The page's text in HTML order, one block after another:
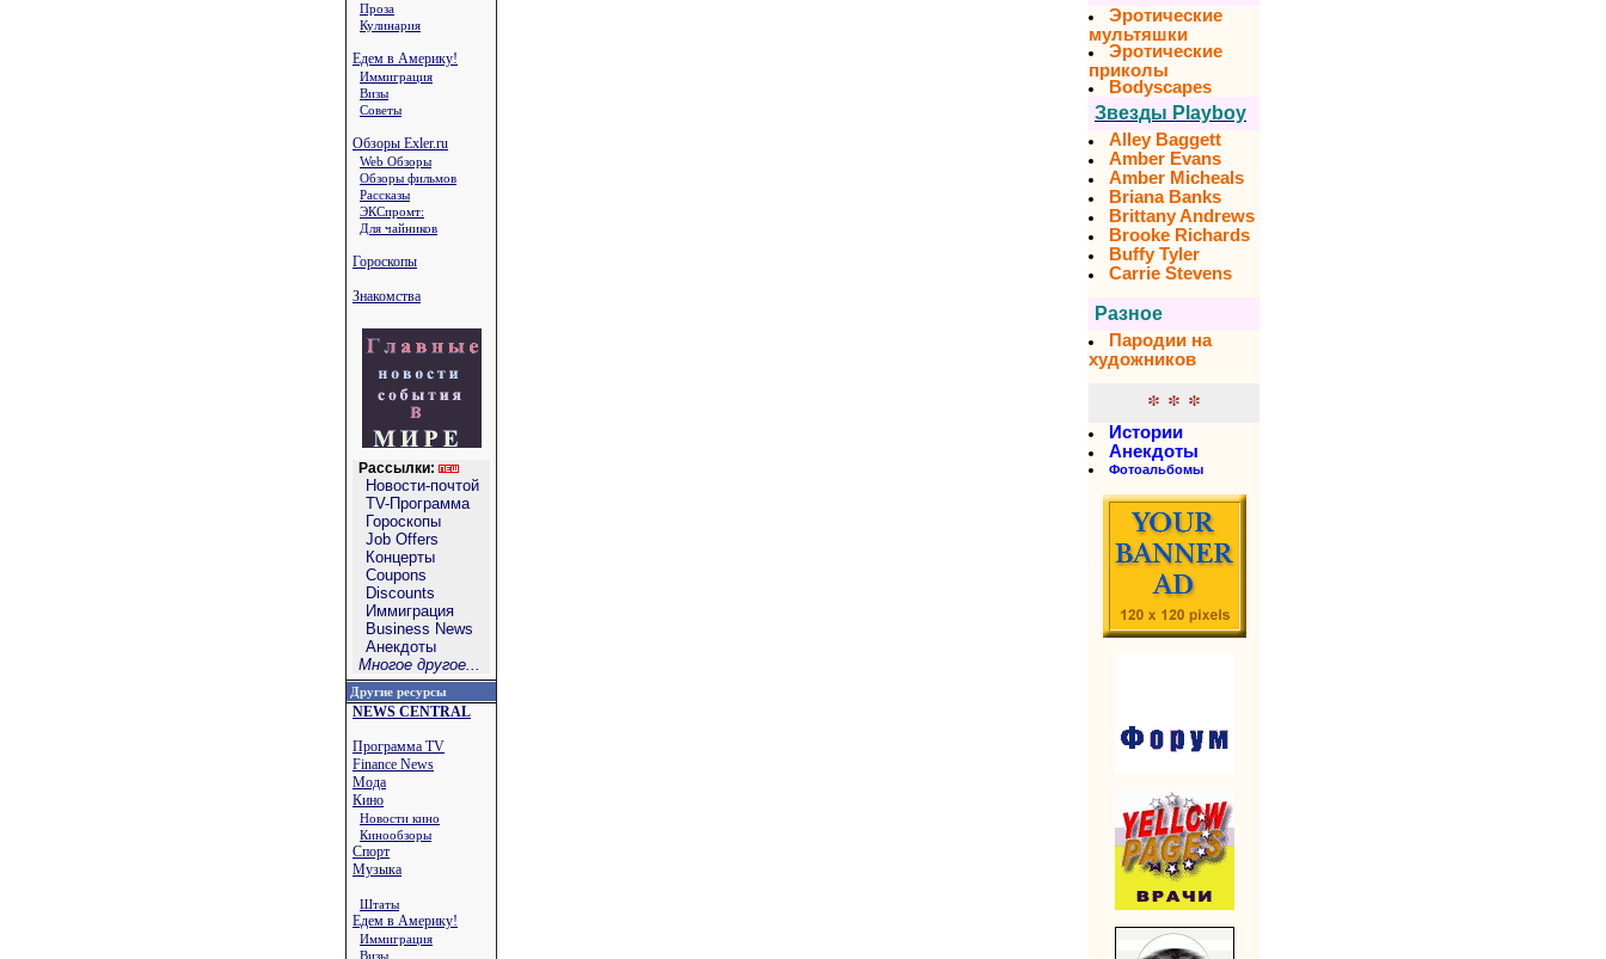
Проза
Кулинария
Едем в Америку!
Иммиграция
Визы
Советы
Обзоры Exler.ru
Web Обзоры
Обзоры фильмов
Рассказы
ЭКСпромт:
Для чайников
Гороскопы
Знакомства
Рассылки:
Новости-почтой
TV-Программа
Гороскопы
Job Offers
Концерты
Coupons
Discounts
Иммиграция
Business News
Анекдоты
Многое другое...
Другие ресурсы
NEWS CENTRAL
Программа TV
Finance News
Мода
Кино
Новости кино
Кинообзоры
Спорт
Музыка
Штаты
Едем в Америку!
Иммиграция
Визы
Эротические
мультяшки
Эротические
приколы
Bodyscapes
Звезды Playboy
Alley Baggett
Amber Evans
Amber Micheals
Briana Banks
Brittany Andrews
Brooke Richards
Buffy Tyler
Carrie Stevens
Разное
Пародии на
художников
* * *
Истории
Анекдоты
Фотоальбомы